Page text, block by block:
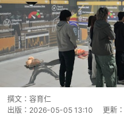
撰文： 容育仁
出版： 2026-05-05 13:10 更新：